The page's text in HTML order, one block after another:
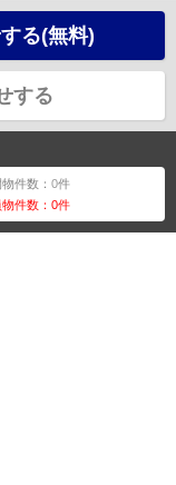
る(無料)
する
物件数：0件
物件数：0件